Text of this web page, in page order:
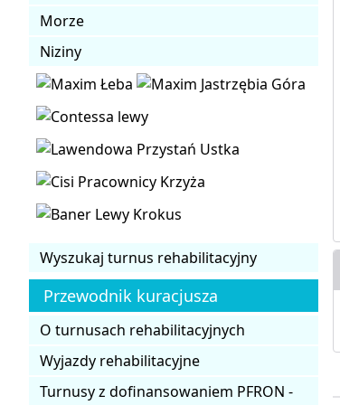
Morze
Niziny
Wyszukaj turnus rehabilitacyjny
Przewodnik kuracjusza
O turnusach rehabilitacyjnych
Wyjazdy rehabilitacyjne
Turnusy z dofinansowaniem PFRON -